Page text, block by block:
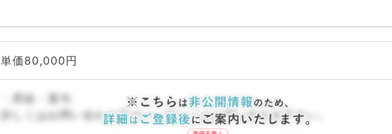
単価80,000円
・昇給・賞与
詳しくはお問い合わせ下さい。詳しくはお問い合わせ下さい。